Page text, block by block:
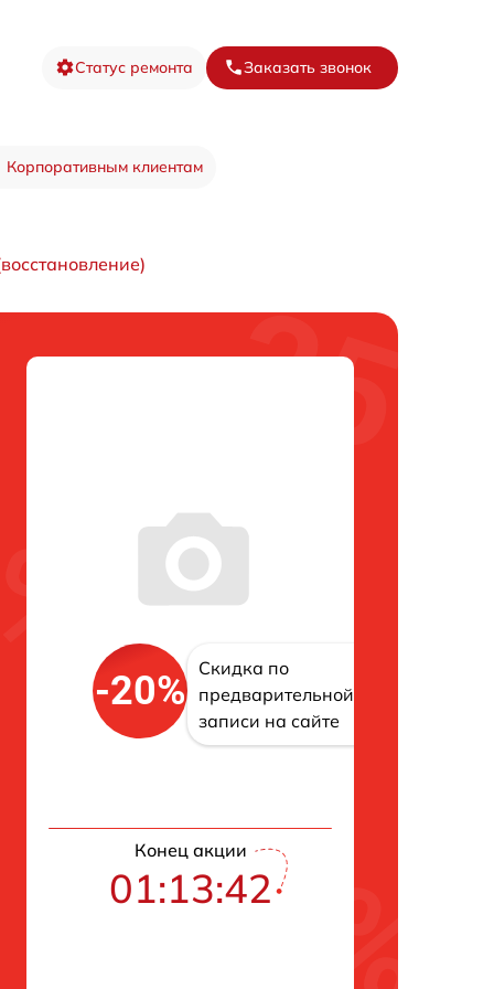
Статус ремонта Заказать звонок
Корпоративным клиентам
-20%
Скидка по
предварительной
записи на сайте
Конец акции
01:13:41